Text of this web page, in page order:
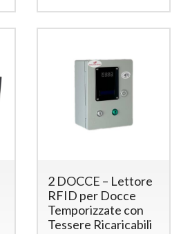
2 DOCCE – Lettore
RFID per Docce
Temporizzate con
Tessere Ricaricabili